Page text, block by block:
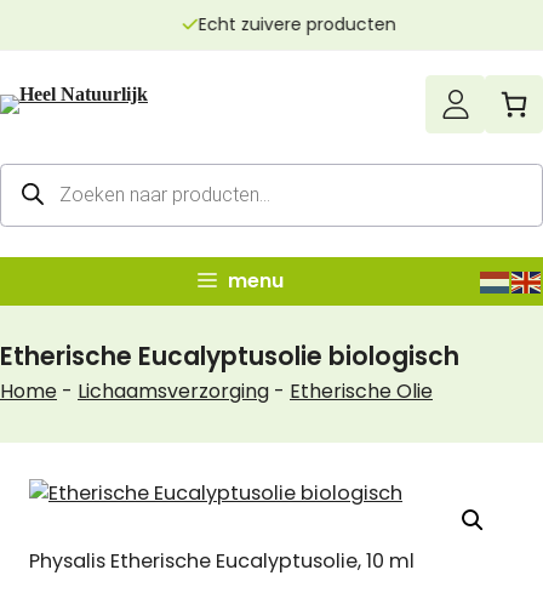
inhoud
Echt zuivere producten
Producten
zoeken
menu
Etherische Eucalyptusolie biologisch
Home - Lichaamsverzorging - Etherische Olie
Physalis Etherische Eucalyptusolie, 10 ml